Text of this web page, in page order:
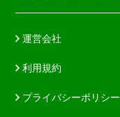
運営会社
利用規約
プライバシーポリシー